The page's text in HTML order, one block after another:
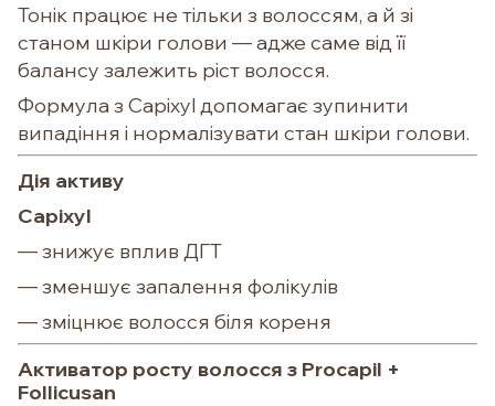
Тонік працює не тільки з волоссям, а й зі
станом шкіри голови — адже саме від її
балансу залежить ріст волосся.
Формула з Capixyl допомагає зупинити
випадіння і нормалізувати стан шкіри голови.
Дія активу
Capixyl
— знижує вплив ДГТ
— зменшує запалення фолікулів
— зміцнює волосся біля кореня
Активатор росту волосся з Procapil +
Follicusan